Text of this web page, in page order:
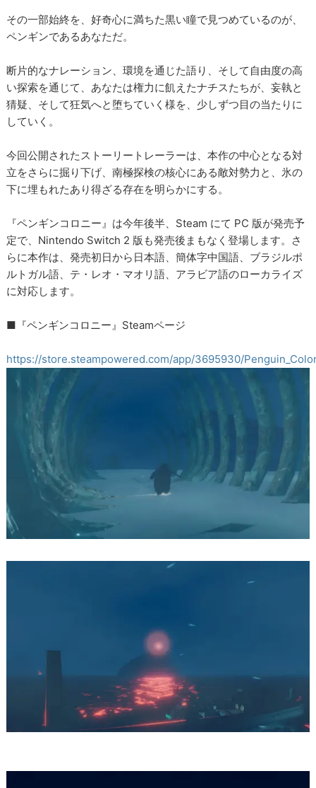
その一部始終を、好奇心に満ちた黒い瞳で見つめているのが、
ペンギンであるあなただ。
断片的なナレーション、環境を通じた語り、そして自由度の高
い探索を通じて、あなたは権力に飢えたナチスたちが、妄執と
猜疑、そして狂気へと堕ちていく様を、少しずつ目の当たりに
していく。
今回公開されたストーリートレーラーは、本作の中心となる対
立をさらに掘り下げ、南極探検の核心にある敵対勢力と、氷の
下に埋もれたあり得ざる存在を明らかにする。
『ペンギンコロニー』は今年後半、Steam にて PC 版が発売予
定で、Nintendo Switch 2 版も発売後まもなく登場します。さ
らに本作は、発売初日から日本語、簡体字中国語、ブラジルポ
ルトガル語、テ・レオ・マオリ語、アラビア語のローカライズ
に対応します。
■『ペンギンコロニー』Steamページ
https://store.steampowered.com/app/3695930/